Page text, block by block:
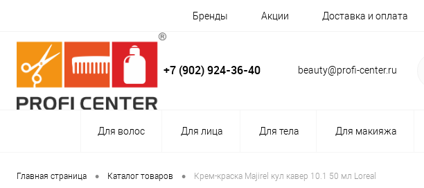
Бренды Акции Доставка и оплата
+7 (902) 924-36-40 beauty@profi-center.ru
Для волос Для лица Для тела Для макияжа
Главная страница • Каталог товаров • Крем-краска Majirel кул кавер 10.1 50 мл Loreal